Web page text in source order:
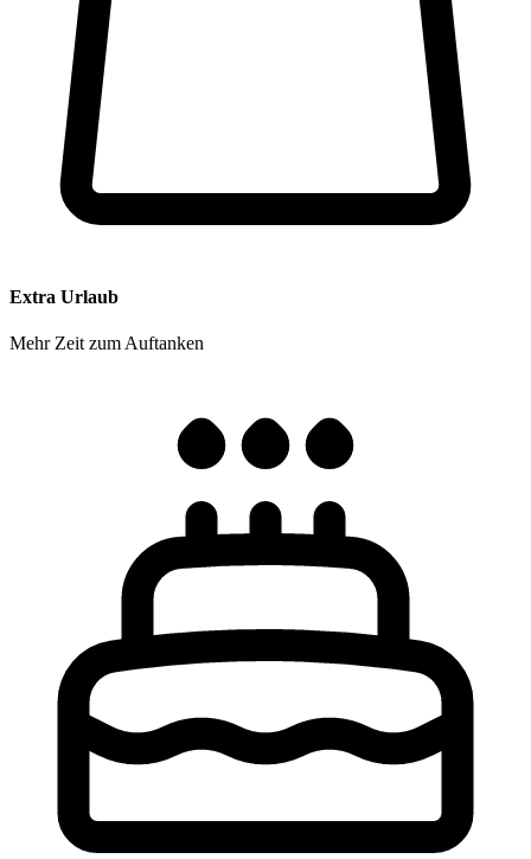
Extra Urlaub
Mehr Zeit zum Auftanken